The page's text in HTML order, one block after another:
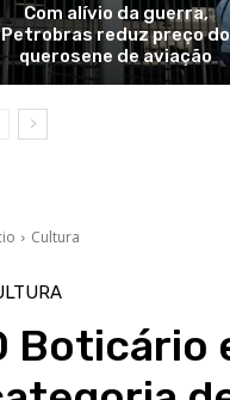
Com alívio da guerra,
Petrobras reduz preço do
querosene de aviação